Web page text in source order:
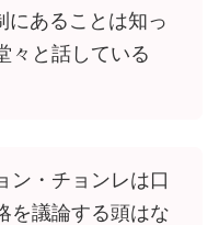
にあることは知っ
々と話している
ン・チョンレは口
を議論する頭はな